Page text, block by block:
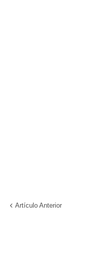
Artículo Anterior